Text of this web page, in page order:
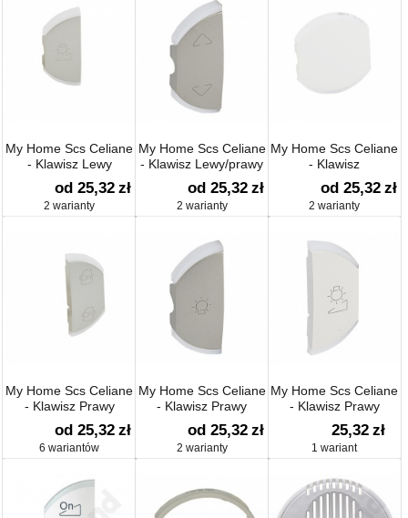
My Home Scs Celiane
- Klawisz Lewy
ściemnianie
od 25,32 zł
2 warianty
My Home Scs Celiane
- Klawisz Lewy/prawy
Góra-dół
od 25,32 zł
2 warianty
My Home Scs Celiane
- Klawisz
Nieoznaczony
od 25,32 zł
2 warianty
My Home Scs Celiane
- Klawisz Prawy
od 25,32 zł
6 wariantów
My Home Scs Celiane
- Klawisz Prawy
Oświetlenie
od 25,32 zł
2 warianty
My Home Scs Celiane
- Klawisz Prawy
ściemnianie
25,32 zł
1 wariant